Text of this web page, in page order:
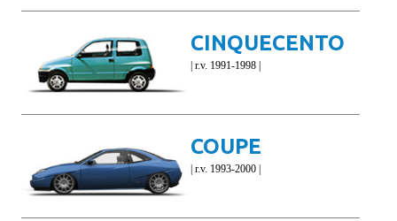
CINQUECENTO
| r.v. 1991-1998 |
COUPE
| r.v. 1993-2000 |